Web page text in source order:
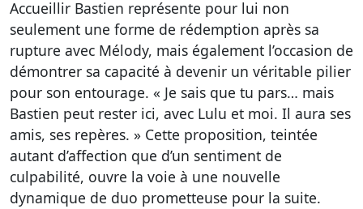
Accueillir Bastien représente pour lui non
seulement une forme de rédemption après sa
rupture avec Mélody, mais également l’occasion de
démontrer sa capacité à devenir un véritable pilier
pour son entourage. « Je sais que tu pars… mais
Bastien peut rester ici, avec Lulu et moi. Il aura ses
amis, ses repères. » Cette proposition, teintée
autant d’affection que d’un sentiment de
culpabilité, ouvre la voie à une nouvelle
dynamique de duo prometteuse pour la suite.